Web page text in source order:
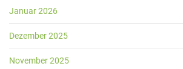
Januar 2026
Dezember 2025
November 2025